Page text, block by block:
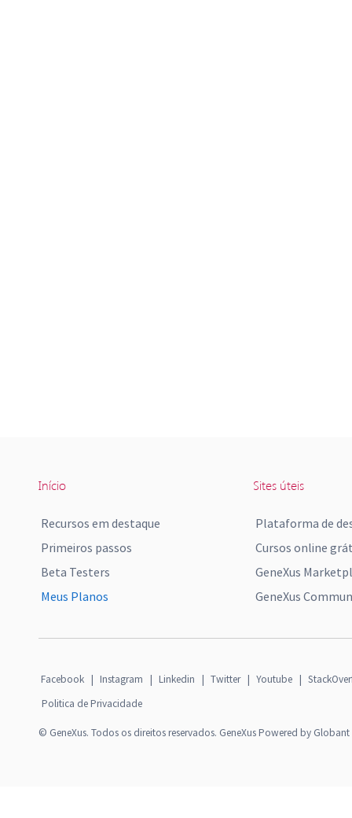
Início
Recursos em destaque
Primeiros passos
Beta Testers
Meus Planos
Sites úteis
Plataforma de
Cursos online
GeneXus
GeneXus
Facebook | Instagram | Linkedin | Twitter | Youtube |
Politica de Privacidade
© GeneXus. Todos os direitos reservados. GeneXus Powered by Globant